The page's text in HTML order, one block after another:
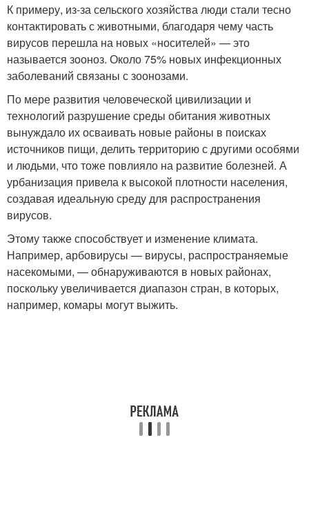
К примеру, из-за сельского хозяйства люди стали тесно
контактировать с животными, благодаря чему часть
вирусов перешла на новых «носителей» — это
называется зооноз. Около 75% новых инфекционных
заболеваний связаны с зоонозами.
По мере развития человеческой цивилизации и
технологий разрушение среды обитания животных
вынуждало их осваивать новые районы в поисках
источников пищи, делить территорию с другими особями
и людьми, что тоже повлияло на развитие болезней. А
урбанизация привела к высокой плотности населения,
создавая идеальную среду для распространения
вирусов.
Этому также способствует и изменение климата.
Например, арбовирусы — вирусы, распространяемые
насекомыми, — обнаруживаются в новых районах,
поскольку увеличивается диапазон стран, в которых,
например, комары могут выжить.